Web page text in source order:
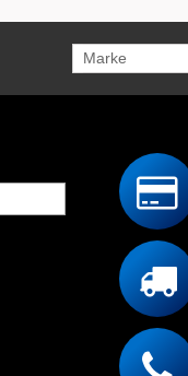
Marke